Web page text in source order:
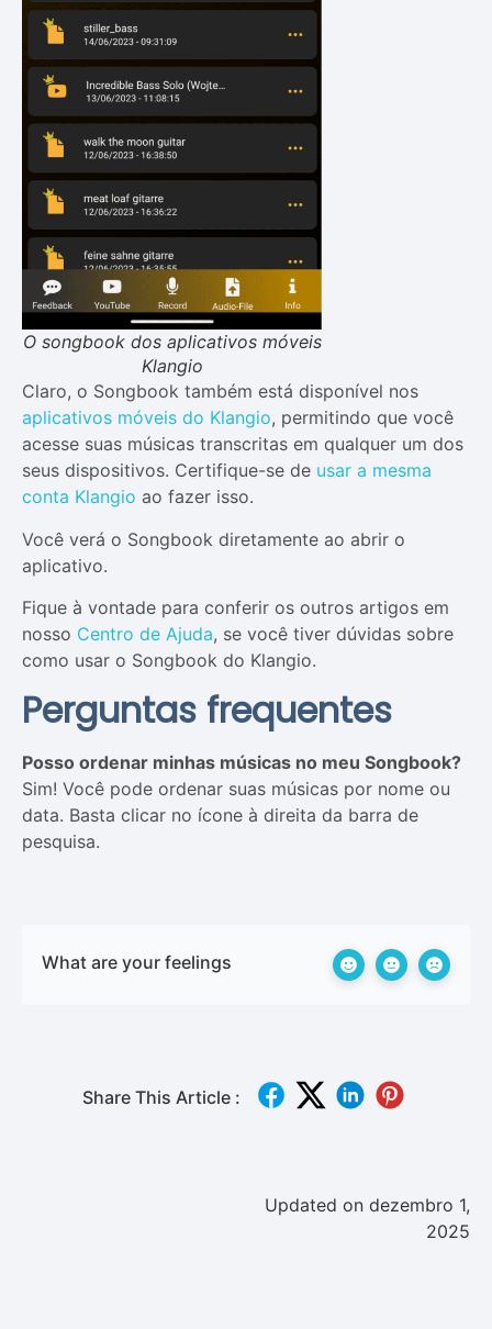
O songbook dos aplicativos móveis
Klangio
Claro, o Songbook também está disponível nos
aplicativos móveis do Klangio, permitindo que você
acesse suas músicas transcritas em qualquer um dos
seus dispositivos. Certifique-se de usar a mesma
conta Klangio ao fazer isso.
Você verá o Songbook diretamente ao abrir o
aplicativo.
Fique à vontade para conferir os outros artigos em
nosso Centro de Ajuda, se você tiver dúvidas sobre
como usar o Songbook do Klangio.
Perguntas frequentes
Posso ordenar minhas músicas no meu Songbook?
Sim! Você pode ordenar suas músicas por nome ou
data. Basta clicar no ícone à direita da barra de
pesquisa.
What are your feelings
Share This Article :
Updated on dezembro 1,
2025